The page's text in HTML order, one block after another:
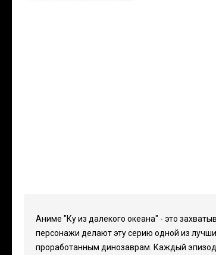
Аниме "Ку из далекого океана" - это
персонажи делают эту серию одной из
проработанным динозаврам. Каждый